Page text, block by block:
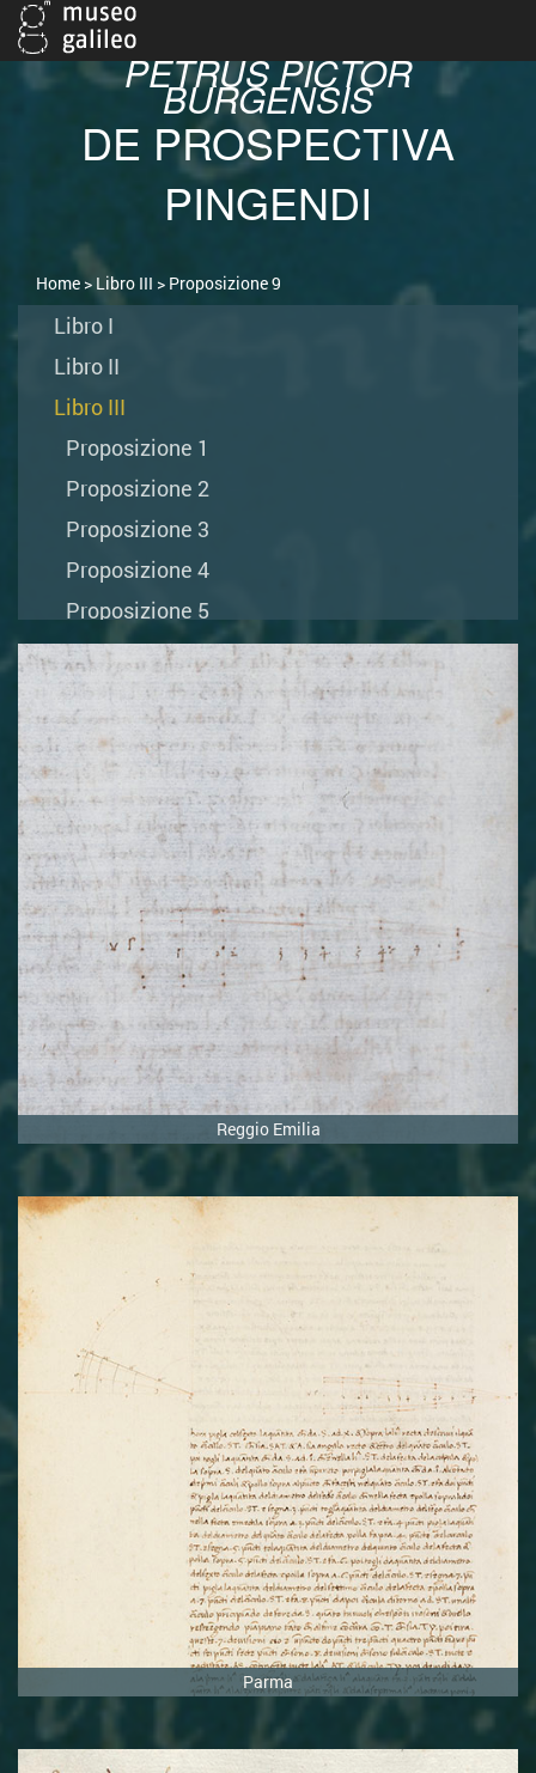
PETRUS PICTOR
BURGENSIS
DE PROSPECTIVA
PINGENDI
Home > Libro III > Proposizione 9
Libro I
Libro II
Libro III
Proposizione 1
Proposizione 2
Proposizione 3
Proposizione 4
Proposizione 5
Proposizione 6
Proposizione 7
Proposizione 8
Proposizione 9
Proposizione 10
Proposizione 11
Proposizione 12
Reggio Emilia
Parma